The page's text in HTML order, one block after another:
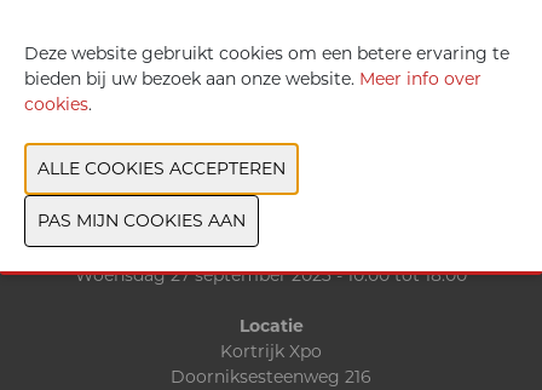
Exposantenlijst
Data & Openingsuren
Zondag 24 september 2023 - 10:00 tot 18:00
Maandag 25 september 2023 - 10:00 tot 18:00
Dinsdag 26 september 2023 - 10:00 tot 18:00
Woensdag 27 september 2023 - 10:00 tot 18:00
Locatie
Kortrijk Xpo
Doorniksesteenweg 216
Deze website gebruikt cookies om een betere ervaring te
bieden bij uw bezoek aan onze website. Meer info over
cookies.